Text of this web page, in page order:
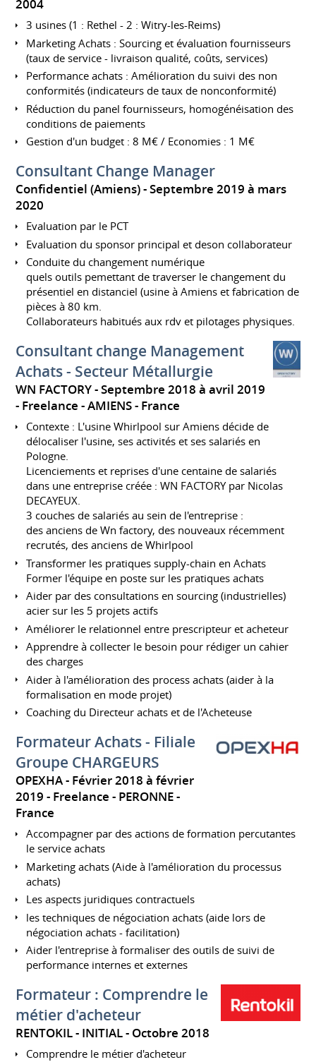
2004
3 usines (1 : Rethel - 2 : Witry-les-Reims)
Marketing Achats : Sourcing et évaluation fournisseurs
(taux de service - livraison qualité, coûts, services)
Performance achats : Amélioration du suivi des non
conformités (indicateurs de taux de nonconformité)
Réduction du panel fournisseurs, homogénéisation des
conditions de paiements
Gestion d'un budget : 8 M€ / Economies : 1 M€
Consultant Change Manager
Confidentiel (Amiens)
Septembre 2019 à mars
2020
Evaluation par le PCT
Evaluation du sponsor principal et deson collaborateur
Conduite du changement numérique
quels outils pemettant de traverser le changement du
présentiel en distanciel (usine à Amiens et fabrication de
pièces à 80 km.
Collaborateurs habitués aux rdv et pilotages physiques.
Consultant change Management
Achats - Secteur Métallurgie
WN FACTORY
Septembre 2018 à avril 2019
Freelance
AMIENS France
Contexte : L'usine Whirlpool sur Amiens décide de
délocaliser l'usine, ses activités et ses salariés en
Pologne.
Licenciements et reprises d'une centaine de salariés
dans une entreprise créée : WN FACTORY par Nicolas
DECAYEUX.
3 couches de salariés au sein de l'entreprise :
des anciens de Wn factory, des nouveaux récemment
recrutés, des anciens de Whirlpool
Transformer les pratiques supply-chain en Achats
Former l'équipe en poste sur les pratiques achats
Aider par des consultations en sourcing (industrielles)
acier sur les 5 projets actifs
Améliorer le relationnel entre prescripteur et acheteur
Apprendre à collecter le besoin pour rédiger un cahier
des charges
Aider à l'amélioration des process achats (aider à la
formalisation en mode projet)
Coaching du Directeur achats et de l'Acheteuse
Formateur Achats - Filiale
Groupe CHARGEURS
OPEXHA
Février 2018 à février
2019 Freelance
PERONNE
France
Accompagner par des actions de formation percutantes
le service achats
Marketing achats (Aide à l'amélioration du processus
achats)
Les aspects juridiques contractuels
les techniques de négociation achats (aide lors de
négociation achats - facilitation)
Aider l'entreprise à formaliser des outils de suivi de
performance internes et externes
Formateur : Comprendre le
métier d'acheteur
RENTOKIL - INITIAL Octobre 2018
Comprendre le métier d'acheteur